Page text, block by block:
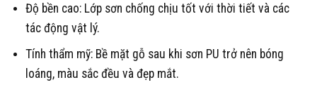
Độ bền cao: Lớp sơn chống chịu tốt với thời tiết và các
tác động vật lý.
Tính thẩm mỹ: Bề mặt gỗ sau khi sơn PU trở nên bóng
loáng, màu sắc đều và đẹp mắt.